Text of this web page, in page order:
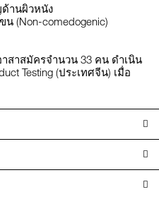
านผิวหนัง
(Non-comedogenic)
สาสมัครจำนวน 33 คน ดำเนิน
Testing (ประเทศจีน) เมื่อ